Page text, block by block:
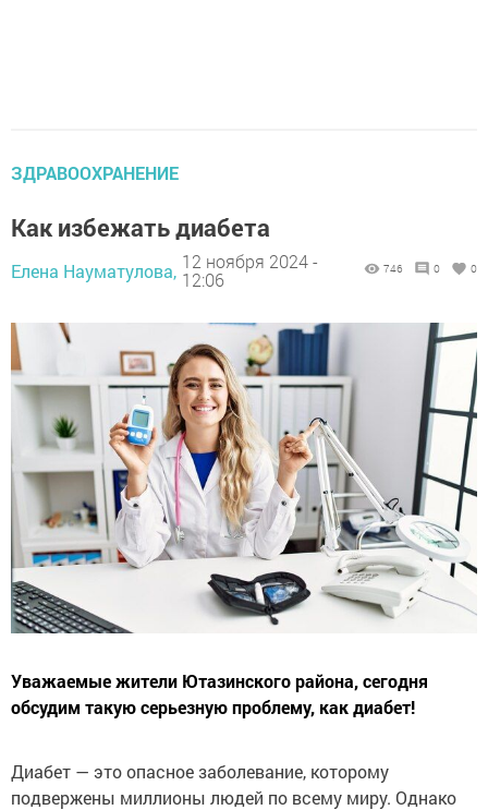
ЗДРАВООХРАНЕНИЕ
Как избежать диабета
Елена Науматулова, 12 ноября 2024 -
12:06
746 0 0
Уважаемые жители Ютазинского района, сегодня
обсудим такую серьезную проблему, как диабет!
Диабет — это опасное заболевание, которому
подвержены миллионы людей по всему миру. Однако